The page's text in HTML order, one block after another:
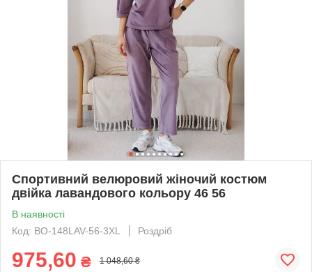
Спортивний велюровий жіночий костюм
двійка лавандового кольору 46 56
В наявності
Код: BO-148LAV-56-3XL
Роздріб
975,60 ₴ 1 048,60 ₴